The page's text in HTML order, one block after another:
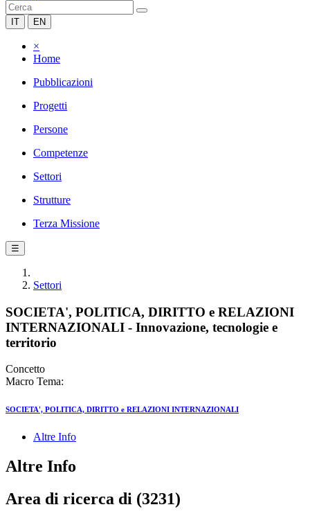
IT EN
×
Home
Pubblicazioni
Progetti
Persone
Competenze
Settori
Strutture
Terza Missione
☰
Settori
SOCIETA', POLITICA, DIRITTO e RELAZIONI
INTERNAZIONALI - Innovazione, tecnologie e
territorio
Concetto
Macro Tema:
SOCIETA', POLITICA, DIRITTO e RELAZIONI INTERNAZIONALI
Altre Info
Altre Info
Area di ricerca di (3231)